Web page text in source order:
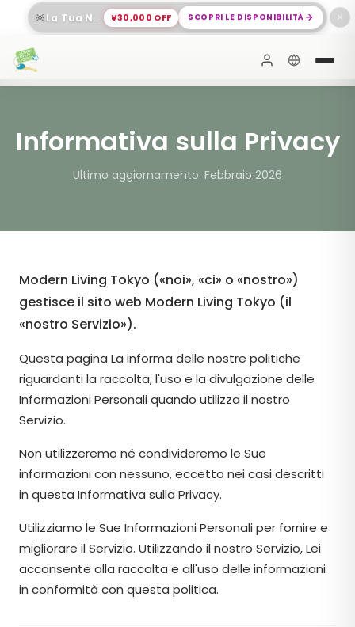
🔆 La Tua Nuova Vita a Meguro Ti Aspetta ¥30,000 OFF SCOPRI LE DISPONIBILITÀ ✕
Informativa sulla Privacy
Ultimo aggiornamento: Febbraio 2026
Modern Living Tokyo («noi», «ci» o «nostro»)
gestisce il sito web Modern Living Tokyo (il
«nostro Servizio»).
Questa pagina La informa delle nostre politiche
riguardanti la raccolta, l'uso e la divulgazione delle
Informazioni Personali quando utilizza il nostro
Servizio.
Non utilizzeremo né condivideremo le Sue
informazioni con nessuno, eccetto nei casi descritti
in questa Informativa sulla Privacy.
Utilizziamo le Sue Informazioni Personali per fornire e
migliorare il Servizio. Utilizzando il nostro Servizio, Lei
acconsente alla raccolta e all'uso delle informazioni
in conformità con questa politica.